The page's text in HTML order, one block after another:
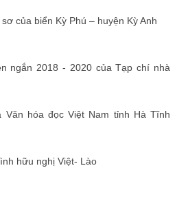
của biển Kỳ Phú – huyện Kỳ Anh
ngắn 2018 - 2020 của Tạp chí nhà
Văn hóa đọc Việt Nam tỉnh Hà Tĩnh
hữu nghị Việt- Lào